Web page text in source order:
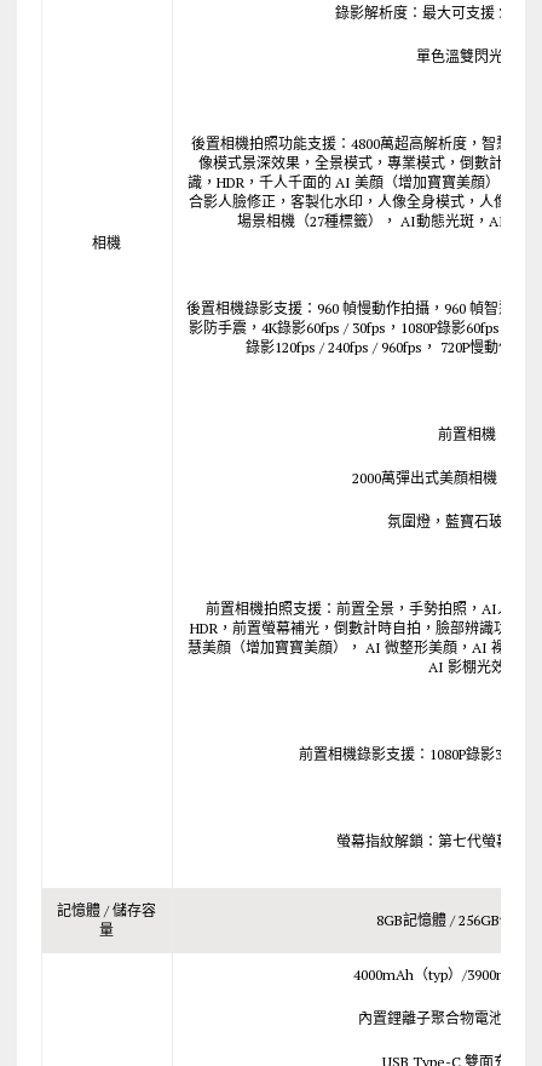
相機
錄影解析度：最大可支援 3840 ×
單色溫雙閃光燈
後置相機拍照功能支援：4800萬超高解析度，智慧超
像模式景深效果，全景模式，專業模式，倒數計時拍
識，HDR，千人千面的 AI 美顔（增加寶寶美顔），AI
合影人臉修正，客製化水印，人像全身模式，人像景
場景相機（27種標籤）， AI動態光斑，AI影棚
後置相機錄影支援：960 幀慢動作拍攝，960 幀智慧配
影防手震，4K錄影60fps / 30fps，1080P錄影60fps /
錄影120fps / 240fps / 960fps， 720P慢動作錄
前置相機
2000萬彈出式美顔相機
氛圍燈，藍寶石玻璃蓋
前置相機拍照支援：前置全景，手勢拍照，AI人景
HDR，前置螢幕補光，倒數計時自拍，臉部辨識功能
慧美顔（增加寶寶美顔）， AI 微整形美顔，AI 裸妝
AI 影棚光效
前置相機錄影支援：1080P錄影30fps
螢幕指紋解鎖：第七代螢幕指
記憶體 / 儲存容
量
8GB記憶體 / 256GB儲存
4000mAh（typ）/3900mAh
內置鋰離子聚合物電池，不
USB Type-C 雙面充電接